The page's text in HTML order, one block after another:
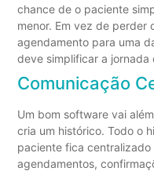
chance de o paciente
menor. Em vez de perder
agendamento para uma
deve simplificar a jornada
Comunicação
Um bom software vai
cria um histórico. Todo o
paciente fica
agendamentos,